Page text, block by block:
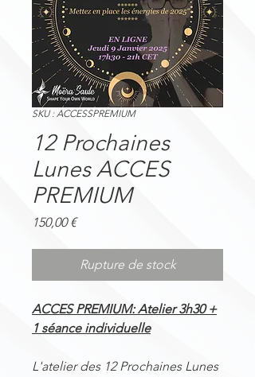
SKU : ACCESSPREMIUM
12 Prochaines
Lunes ACCES
PREMIUM
150,00 €Prix
Rupture de stock
ACCES PREMIUM: Atelier 3h30 +
1 séance individuelle
L'atelier des 12 Prochaines Lunes